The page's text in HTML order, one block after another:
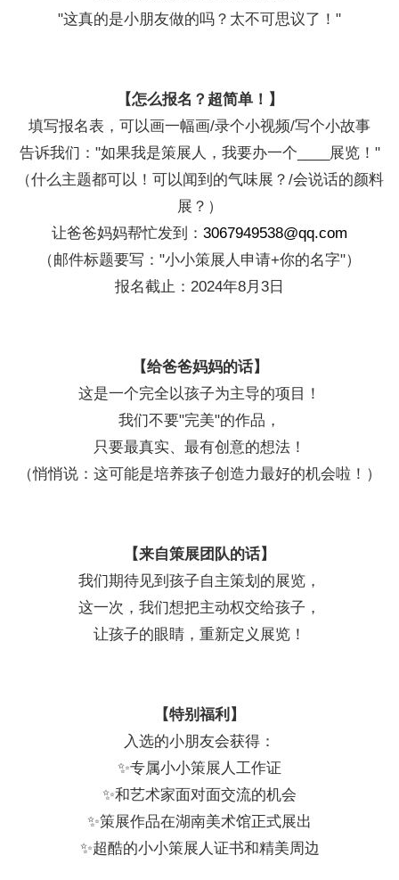
"这真的是小朋友做的吗？太不可思议了！"
【怎么报名？超简单！】
填写报名表，可以画一幅画/录个小视频/写个小故事
告诉我们："如果我是策展人，我要办一个____展览！"
（什么主题都可以！可以闻到的气味展？/会说话的颜料
展？）
让爸爸妈妈帮忙发到： 3067949538@qq.com
（邮件标题要写："小小策展人申请+你的名字"）
报名截止：2024年8月3日
【给爸爸妈妈的话】
这是一个完全以孩子为主导的项目！
我们不要"完美"的作品，
只要最真实、最有创意的想法！
（悄悄说：这可能是培养孩子创造力最好的机会啦！）
【来自策展团队的话】
我们期待见到孩子自主策划的展览，
这一次，我们想把主动权交给孩子，
让孩子的眼睛，重新定义展览！
【特别福利】
入选的小朋友会获得：
✨专属小小策展人工作证
✨和艺术家面对面交流的机会
✨策展作品在湖南美术馆正式展出
✨超酷的小小策展人证书和精美周边